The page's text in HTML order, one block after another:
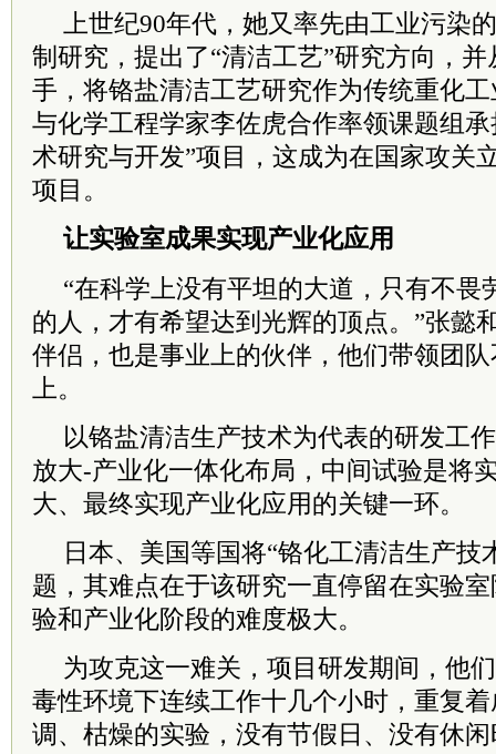
上世纪90年代，她又率先由工业污染
制研究，提出了“清洁工艺”研究方向，
手，将铬盐清洁工艺研究作为传统重化
与化学工程学家李佐虎合作率领课题组
术研究与开发”项目，这成为在国家攻关
项目。
让实验室成果实现产业化应用
“在科学上没有平坦的大道，只有不畏
的人，才有希望达到光辉的顶点。”张懿
伴侣，也是事业上的伙伴，他们带领团
上。
以铬盐清洁生产技术为代表的研发工
放大-产业化一体化布局，中间试验是将
大、最终实现产业化应用的关键一环。
日本、美国等国将“铬化工清洁生产技
题，其难点在于该研究一直停留在实验
验和产业化阶段的难度极大。
为攻克这一难关，项目研发期间，他
毒性环境下连续工作十几个小时，重复
调、枯燥的实验，没有节假日、没有休